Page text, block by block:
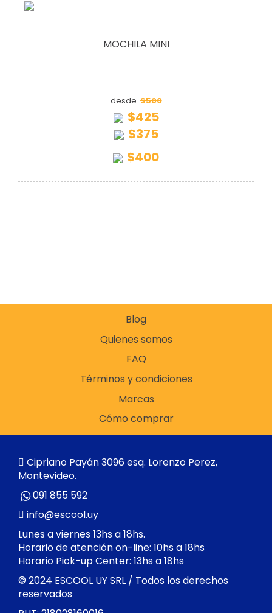
MOCHILA MINI
desde $500
$425
$375
$400
Blog
Quienes somos
FAQ
Términos y condiciones
Marcas
Cómo comprar
Cipriano Payán 3096 esq. Lorenzo Perez,
Montevideo.
091 855 592
info@escool.uy
Lunes a viernes 13hs a 18hs.
Horario de atención on-line: 10hs a 18hs
Horario Pick-up Center: 13hs a 18hs
© 2024 ESCOOL UY SRL / Todos los derechos
reservados